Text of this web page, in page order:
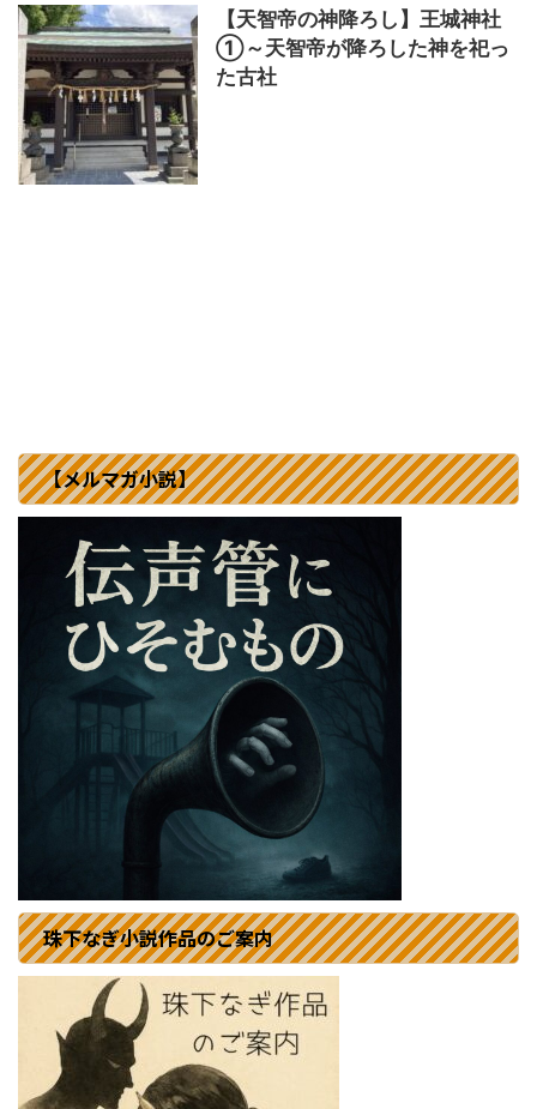
【天智帝の神降ろし】王城神社
①～天智帝が降ろした神を祀っ
た古社
【メルマガ小説】
珠下なぎ小説作品のご案内